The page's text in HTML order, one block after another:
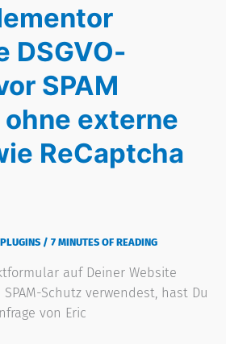
DSGVO-
SPAM
externe
ReCaptcha
PLUGINS/ 7 MINUTES OF READING
auf Deiner Website
Schutz verwendest, hast Du
von Eric